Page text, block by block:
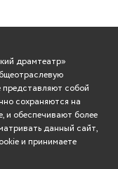
драмтеатр»
собой
сохраняются на
и обеспечивают более
данный сайт,
и принимаете